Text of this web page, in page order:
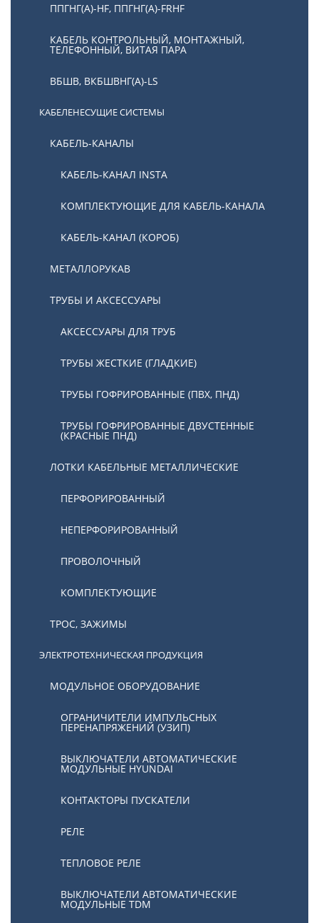
ППГНГ(А)-HF, ППГНГ(А)-FRHF
КАБЕЛЬ КОНТРОЛЬНЫЙ, МОНТАЖНЫЙ,
ТЕЛЕФОННЫЙ, ВИТАЯ ПАРА
ВБШВ, ВКБШВНГ(А)-LS
КАБЕЛЕНЕСУЩИЕ СИСТЕМЫ
КАБЕЛЬ-КАНАЛЫ
КАБЕЛЬ-КАНАЛ INSTA
КОМПЛЕКТУЮЩИЕ ДЛЯ КАБЕЛЬ-КАНАЛА
КАБЕЛЬ-КАНАЛ (КОРОБ)
МЕТАЛЛОРУКАВ
ТРУБЫ И АКСЕССУАРЫ
АКСЕССУАРЫ ДЛЯ ТРУБ
ТРУБЫ ЖЕСТКИЕ (ГЛАДКИЕ)
ТРУБЫ ГОФРИРОВАННЫЕ (ПВХ, ПНД)
ТРУБЫ ГОФРИРОВАННЫЕ ДВУСТЕННЫЕ
(КРАСНЫЕ ПНД)
ЛОТКИ КАБЕЛЬНЫЕ МЕТАЛЛИЧЕСКИЕ
ПЕРФОРИРОВАННЫЙ
НЕПЕРФОРИРОВАННЫЙ
ПРОВОЛОЧНЫЙ
КОМПЛЕКТУЮЩИЕ
ТРОС, ЗАЖИМЫ
ЭЛЕКТРОТЕХНИЧЕСКАЯ ПРОДУКЦИЯ
МОДУЛЬНОЕ ОБОРУДОВАНИЕ
ОГРАНИЧИТЕЛИ ИМПУЛЬСНЫХ
ПЕРЕНАПРЯЖЕНИЙ (УЗИП)
ВЫКЛЮЧАТЕЛИ АВТОМАТИЧЕСКИЕ
МОДУЛЬНЫЕ HYUNDAI
КОНТАКТОРЫ ПУСКАТЕЛИ
РЕЛЕ
ТЕПЛОВОЕ РЕЛЕ
ВЫКЛЮЧАТЕЛИ АВТОМАТИЧЕСКИЕ
МОДУЛЬНЫЕ TDM